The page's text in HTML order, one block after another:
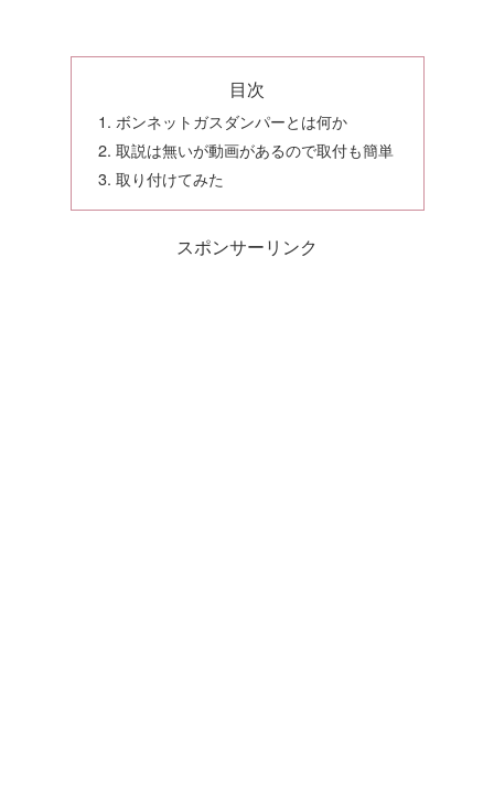
目次
ボンネットガスダンパーとは何か
取説は無いが動画があるので取付も簡単
取り付けてみた
スポンサーリンク